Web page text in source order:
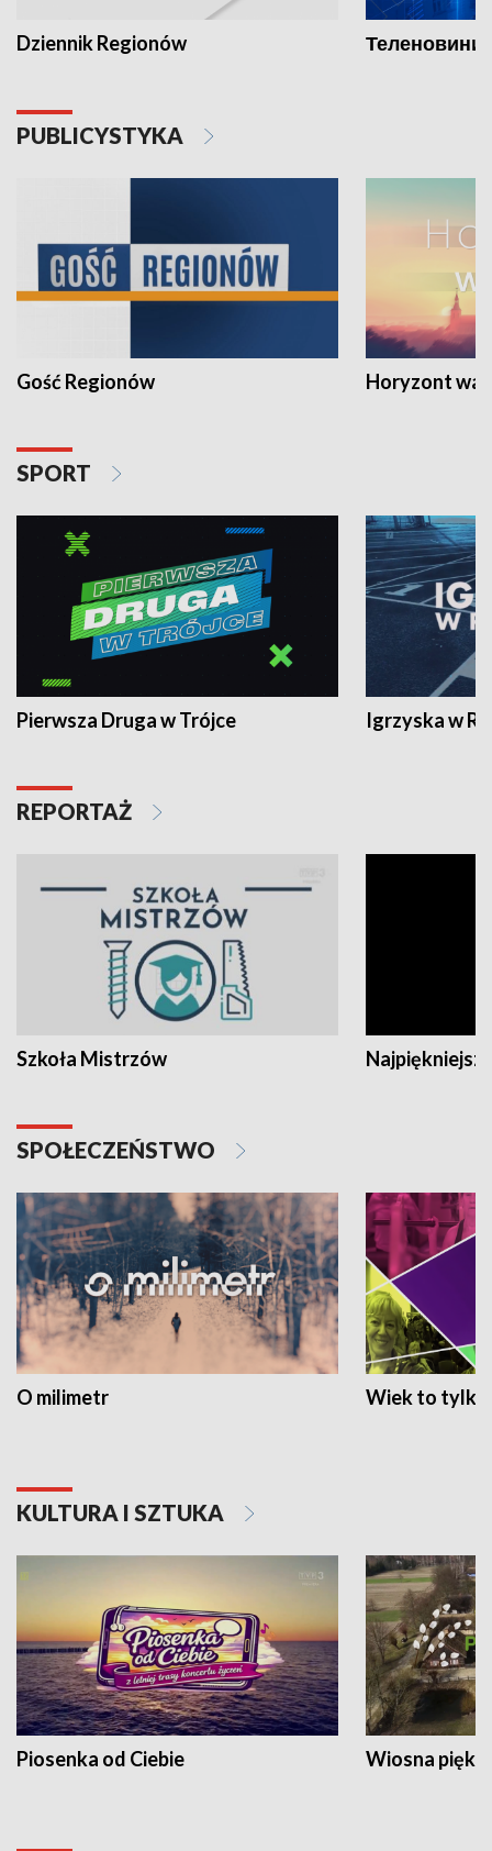
Dziennik Regionów Теленовини
PUBLICYSTYKA
Gość Regionów Horyzont
SPORT
Pierwsza Druga w Trójce Igrzyska w
REPORTAŻ
Szkoła Mistrzów
SPOŁECZEŃSTWO
O milimetr Wiek to tylko
KULTURA I SZTUKA
Piosenka od Ciebie Wiosna